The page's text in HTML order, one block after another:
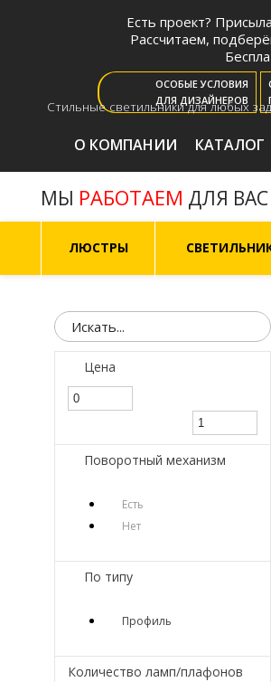
Есть проект?
Рассчитаем,
ОСОБЫЕ УСЛОВИЯ
ДЛЯ ДИЗАЙНЕРОВ
Стильные светильники для любых
О КОМПАНИИ КАТАЛОГ
МЫ РАБОТАЕМ ДЛЯ
ЛЮСТРЫ
Цена
Поворотный механизм
Есть
Нет
По типу
Профиль
Количество ламп/плафонов